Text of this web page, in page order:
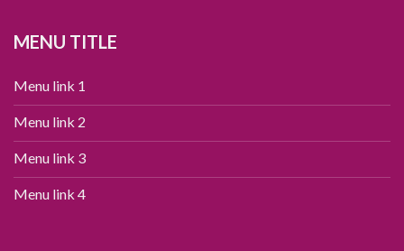
MENU TITLE
Menu link 1
Menu link 2
Menu link 3
Menu link 4